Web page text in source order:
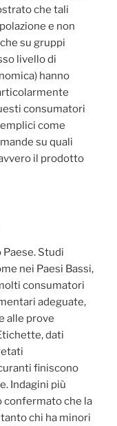
che tali
e non
su gruppi
livello di
hanno
consumatori
come
su quali
il prodotto
Studi
nei Paesi Bassi,
consumatori
adeguate,
alle prove
dati
finiscono
Indagini più
confermato che la
chi ha minori